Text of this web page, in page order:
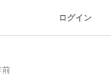
ログイン
前